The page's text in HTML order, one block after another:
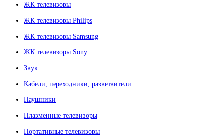
ЖК телевизоры
ЖК телевизоры Philips
ЖК телевизоры Samsung
ЖК телевизоры Sony
Звук
Кабели, переходники, разветвители
Наушники
Плазменные телевизоры
Портативные телевизоры